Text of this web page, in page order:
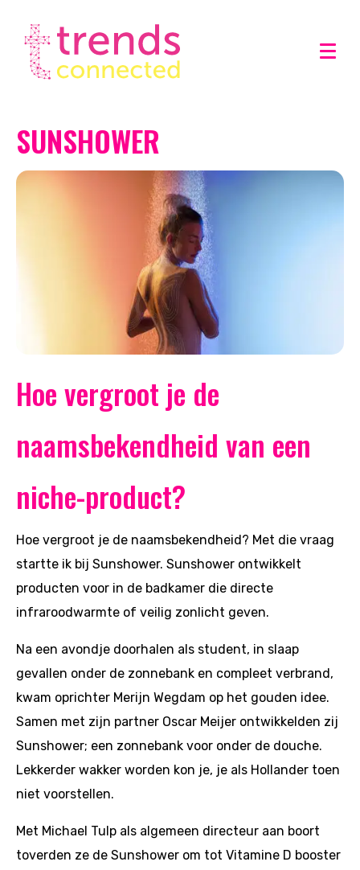
SUNSHOWER
Hoe vergroot je de
naamsbekendheid van een
niche-product?
Hoe vergroot je de naamsbekendheid? Met die vraag
startte ik bij Sunshower. Sunshower ontwikkelt
producten voor in de badkamer die directe
infraroodwarmte of veilig zonlicht geven.
Na een avondje doorhalen als student, in slaap
gevallen onder de zonnebank en compleet verbrand,
kwam oprichter Merijn Wegdam op het gouden idee.
Samen met zijn partner Oscar Meijer ontwikkelden zij
Sunshower; een zonnebank voor onder de douche.
Lekkerder wakker worden kon je, je als Hollander toen
niet voorstellen.
Met Michael Tulp als algemeen directeur aan boort
toverden ze de Sunshower om tot Vitamine D booster